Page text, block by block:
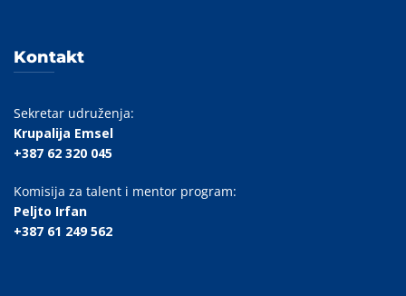
Kontakt
Sekretar udruženja:
Krupalija Emsel
+387 62 320 045
Komisija za talent i mentor program:
Peljto Irfan
+387 61 249 562